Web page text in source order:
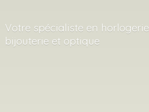
Votre spécialiste en horlogerie,
bijouterie et optique